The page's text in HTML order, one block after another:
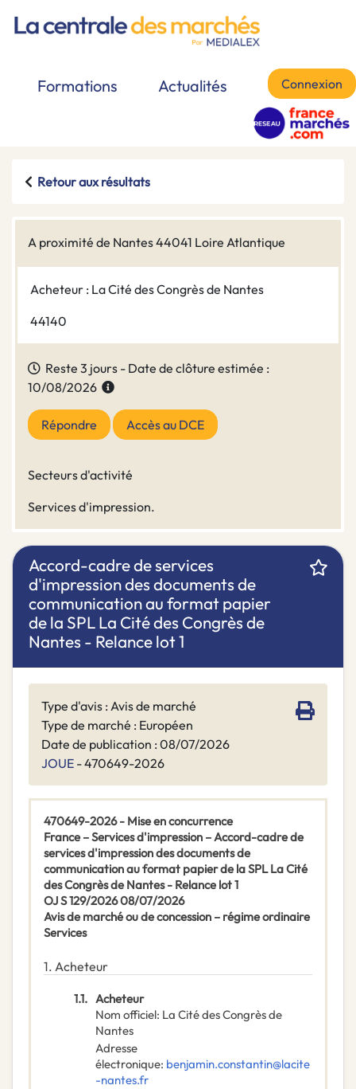
Formations Actualités Connexion
Retour aux résultats
A proximité de Nantes 44041 Loire Atlantique
Acheteur : La Cité des Congrès de Nantes
44140
Reste 3 jours - Date de clôture estimée :
10/08/2026
Répondre Accès au DCE
Secteurs d'activité
Services d'impression.
Accord-cadre de services
d'impression des documents de
communication au format papier
de la SPL La Cité des Congrès de
Nantes - Relance lot 1
Type d'avis : Avis de marché
Type de marché : Européen
Date de publication : 08/07/2026
JOUE - 470649-2026
470649-2026 - Mise en concurrence
France – Services d'impression – Accord-cadre de
services d'impression des documents de
communication au format papier de la SPL La Cité
des Congrès de Nantes - Relance lot 1
OJ S 129/2026 08/07/2026
Avis de marché ou de concession – régime ordinaire
Services
1. Acheteur
1.1. Acheteur
Nom officiel: La Cité des Congrès de
Nantes
Adresse
électronique: benjamin.constantin@lacite
-nantes.fr